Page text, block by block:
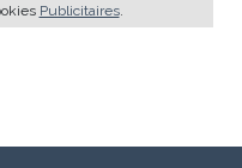
Publicitaires.